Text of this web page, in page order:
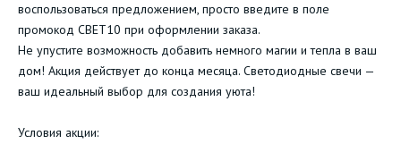
воспользоваться предложением, просто введите в поле
промокод СВЕТ10 при оформлении заказа.
Не упустите возможность добавить немного магии и тепла в ваш
дом! Акция действует до конца месяца. Светодиодные свечи —
ваш идеальный выбор для создания уюта!
Условия акции: